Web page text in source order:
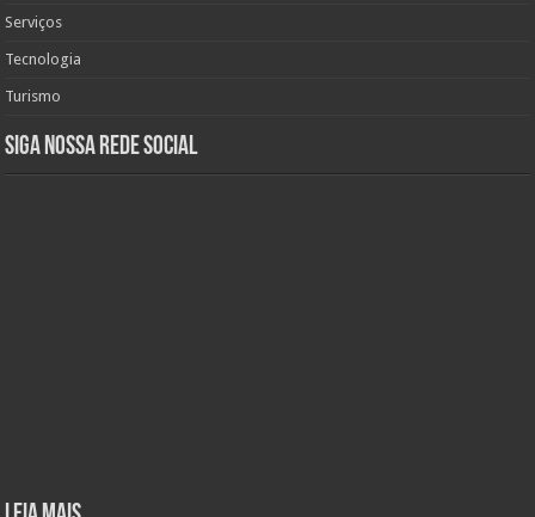
Serviços
Tecnologia
Turismo
Siga nossa rede social